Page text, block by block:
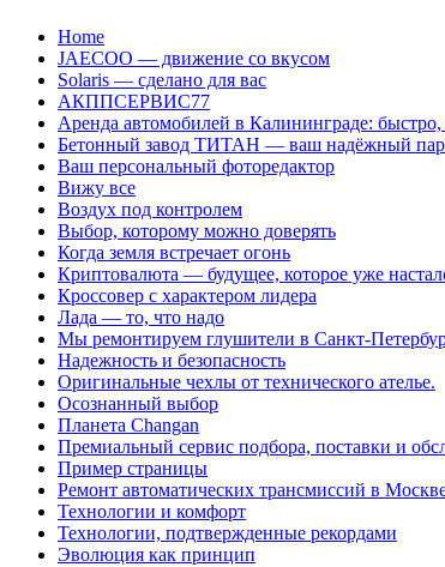
Перейти
содержанию
Home
JAECOO — движение со вкусом
Solaris — сделано для вас
АКППСЕРВИС77
Аренда автомобилей в Калининграде:
Бетонный завод ТИТАН — ваш надёжный
Ваш персональный фоторедактор
Вижу все
Воздух под контролем
Выбор, которому можно доверять
Когда земля встречает огонь
Криптовалюта — будущее, которое уже
Кроссовер с характером лидера
Лада — то, что надо
Мы ремонтируем глушители в Санкт-
Надежность и безопасность
Оригинальные чехлы от технического ателье.
Осознанный выбор
Планета Changan
Премиальный сервис подбора, поставки и
Пример страницы
Ремонт автоматических трансмиссий в
Технологии и комфорт
Технологии, подтвержденные рекордами
Эволюция как принцип